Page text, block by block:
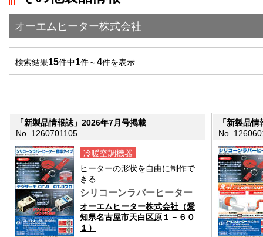
オーエムヒーター株式会社
検索結果15件中1件～4件を表示
「新製品情報誌」2026年7月号掲載
No. 1260701105
冷暖空調機器
ヒーターの形状を自由に制作で
きる
シリコーンラバーヒーター
オーエムヒーター株式会社（愛
知県名古屋市天白区原１－６０
１）
「新製品
No.